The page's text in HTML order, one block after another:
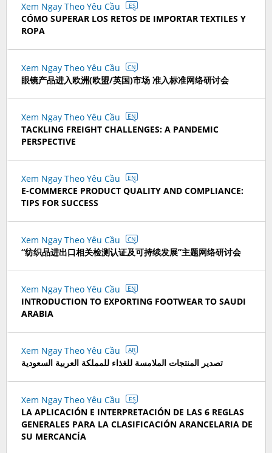
Xem Ngay Theo Yêu Cầu ES
CÓMO SUPERAR LOS RETOS DE IMPORTAR TEXTILES Y
ROPA
Xem Ngay Theo Yêu Cầu CN
眼镜产品进入欧洲(欧盟/英国)市场 准入标准网络研讨会
Xem Ngay Theo Yêu Cầu EN
TACKLING FREIGHT CHALLENGES: A PANDEMIC
PERSPECTIVE
Xem Ngay Theo Yêu Cầu EN
E-COMMERCE PRODUCT QUALITY AND COMPLIANCE:
TIPS FOR SUCCESS
Xem Ngay Theo Yêu Cầu CN
“纺织品进出口相关检测认证及可持续发展”主题网络研讨会
Xem Ngay Theo Yêu Cầu EN
INTRODUCTION TO EXPORTING FOOTWEAR TO SAUDI
ARABIA
Xem Ngay Theo Yêu Cầu AR
تصدير المنتجات الملامسة للغذاء للمملكة العربية السعودية
Xem Ngay Theo Yêu Cầu ES
LA APLICACIÓN E INTERPRETACIÓN DE LAS 6 REGLAS
GENERALES PARA LA CLASIFICACIÓN ARANCELARIA DE
SU MERCANCÍA